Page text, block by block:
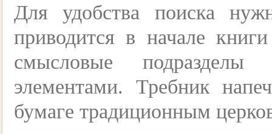
Для удобства поиска
приводится в начале
смысловые
элементами. Требник
бумаге традиционным